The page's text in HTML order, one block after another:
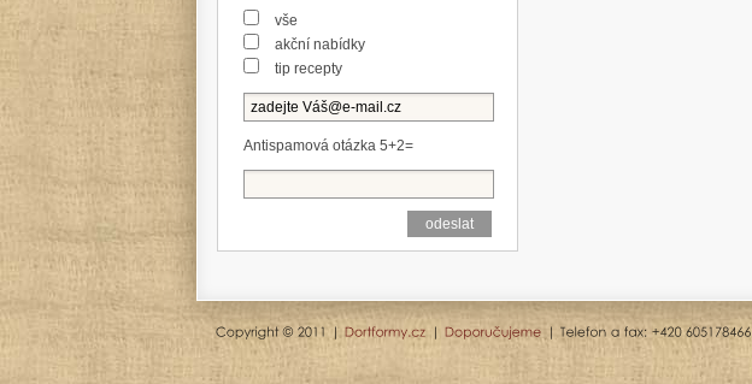
vše
akční nabídky
tip recepty
Antispamová otázka 5+2=